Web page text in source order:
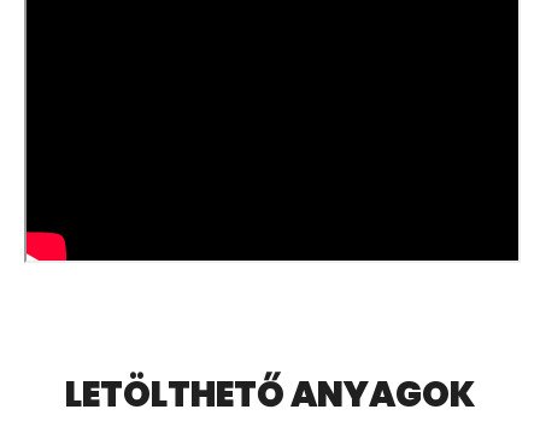
LETÖLTHETŐ ANYAGOK